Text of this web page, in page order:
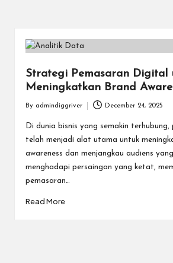
Strategi Pemasaran Digital
Meningkatkan Brand
Posted
by
By admindiggriver December 24, 2025
Di dunia bisnis yang semakin terhubung,
telah menjadi alat utama untuk
awareness dan menjangkau audiens
menghadapi persaingan yang ketat,
pemasaran…
Read More